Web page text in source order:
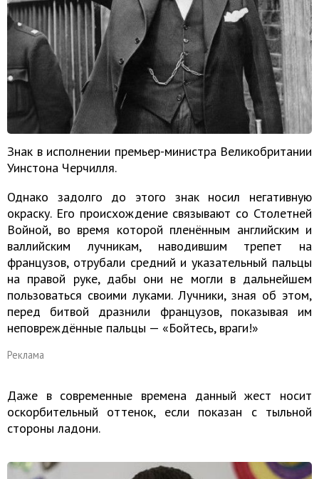
Знак в исполнении премьер-министра Великобритании
Уинстона Черчилля.
Однако задолго до этого знак носил негативную
окраску. Его происхождение связывают со Столетней
Войной, во время которой пленённым английским и
валлийским лучникам, наводившим трепет на
французов, отрубали средний и указательный пальцы
на правой руке, дабы они не могли в дальнейшем
пользоваться своими луками. Лучники, зная об этом,
перед битвой дразнили французов, показывая им
неповреждённые пальцы — «Бойтесь, враги!»
Реклама
Даже в современные времена данный жест носит
оскорбительный оттенок, если показан с тыльной
стороны ладони.